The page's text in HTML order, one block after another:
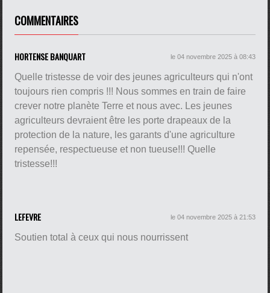
COMMENTAIRES
HORTENSE BANQUART le 04 novembre 2025 à 08:43
Quelle tristesse de voir des jeunes agriculteurs qui n'ont
toujours rien compris !!! Nous sommes en train de faire
crever notre planète Terre et nous avec. Les jeunes
agriculteurs devraient être les porte drapeaux de la
protection de la nature, les garants d'une agriculture
repensée, respectueuse et non tueuse!!! Quelle
tristesse!!!
LEFEVRE le 04 novembre 2025 à 21:53
Soutien total à ceux qui nous nourrissent